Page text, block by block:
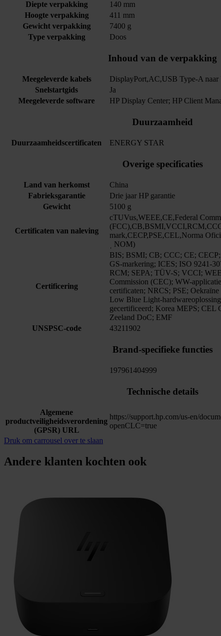
Diepte verpakking
140 mm
Hoogte verpakking
411 mm
Gewicht verpakking
7400 g
Type verpakking
Doos
Inhoud van de verpakking
Meegeleverde kabels
DisplayPort,AC,USB Type-A
Snelstartgids
Ja
Meegeleverde software
HP Display Center; HP Client
Duurzaamheid
Duurzaamheidscertificaten ENERGY STAR
Overige specificaties
Land van herkomst
China
Fabrieksgarantie
Drie jaar HP garantie
Gewicht
5100 g
Certificaten van naleving
cTUVus,WEEE,CE,Federal
mark,CECP,PSE,CEL,Norma
ˌ NOM)
Certificering
BIS; BSMI; CB; CCC; CE;
GS-markering; ICES; ISO 9241-
RCM; SEPA; TÜV-S; VCCI;
Commission (CEC); WW-
certificaten; NRCS; PSE;
Low Blue Light-
gecertificeerd; Korea MEPS; CEL
Zeeland DoC; EMF
UNSPSC-code
43211902
Brand-specifieke functies
197961404999
Technische details
Algemene
productveiligheidsverordening
(GPSR) URL
https://support.hp.com/us-en/
openCLC=true
Druk om carrousel over te slaan
Andere klanten kochten ook